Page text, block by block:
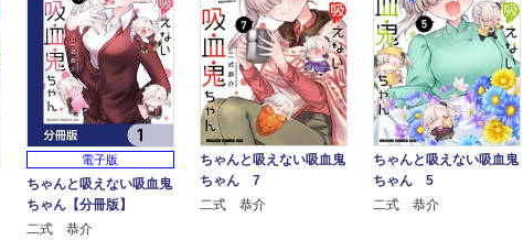
電子版
ちゃんと吸えない吸血鬼
ちゃん【分冊版】
二式 恭介
ちゃんと吸えない吸血鬼
ちゃん 7
二式 恭介
ちゃんと吸えない吸血鬼
ちゃん 5
二式 恭介